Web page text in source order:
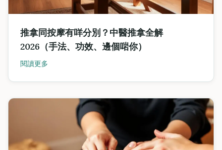
推拿同按摩有咩分別？中醫推拿全解
2026（手法、功效、邊個啱你）
閱讀更多